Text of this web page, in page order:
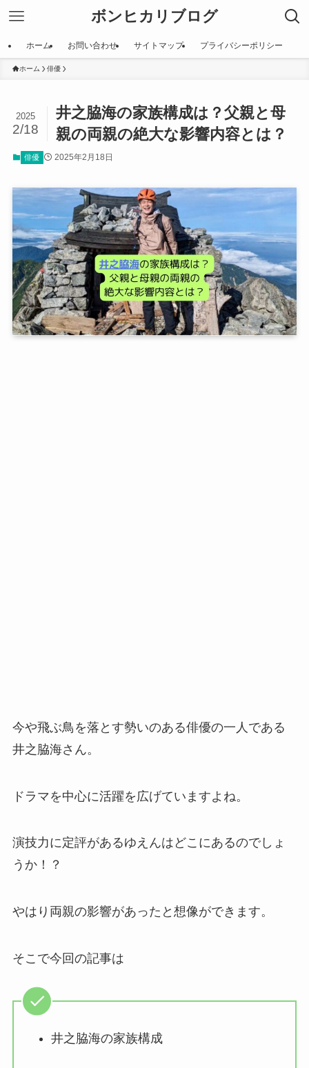
ボンヒカリブログ
ホーム お問い合わせ サイトマップ プライバシーポリシー
ホーム 俳優
井之脇海の家族構成は？父親と母
親の両親の絶大な影響内容とは？
2025
2/18
俳優 2025年2月18日
今や飛ぶ鳥を落とす勢いのある俳優の一人である
井之脇海さん。
ドラマを中心に活躍を広げていますよね。
演技力に定評があるゆえんはどこにあるのでしょ
うか！？
やはり両親の影響があったと想像ができます。
そこで今回の記事は
井之脇海の家族構成